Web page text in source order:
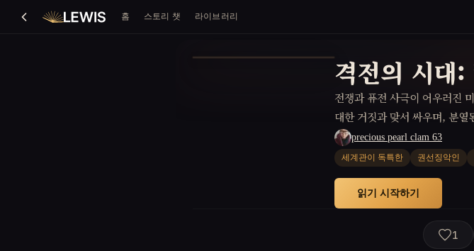
홈 스토리 챗 라이브러리
격전의 시대:
전쟁과 퓨전 사극이 어우러진
대한 거짓과 맞서 싸우며, 분열
precious pearl clam 63
세계관이 독특한 권선징악인
읽기 시작하기
1